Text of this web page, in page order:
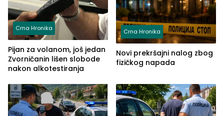
Crna Hronika
Pijan za volanom, još jedan
Zvorničanin lišen slobode
nakon alkotestiranja
Crna Hronika
Novi prekršajni nalog zbog
fizičkog napada